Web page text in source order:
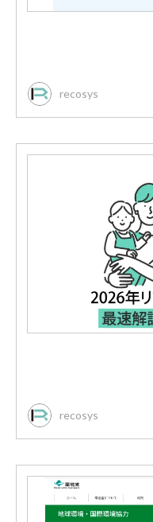
recosys
recosys